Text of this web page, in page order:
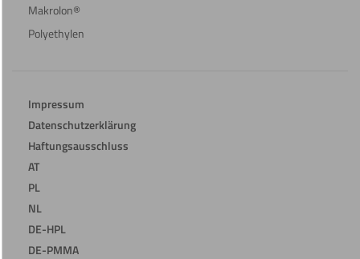
Makrolon®
Polyethylen
Impressum
Datenschutzerklärung
Haftungsausschluss
AT
PL
NL
DE-HPL
DE-PMMA